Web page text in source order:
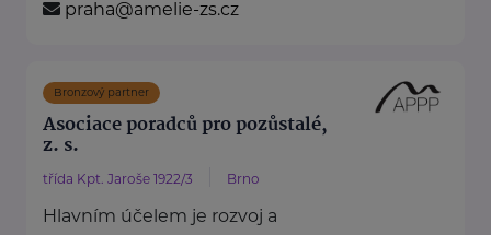
praha@amelie-zs.cz
Bronzový partner
Asociace poradců pro pozůstalé,
z. s.
třída Kpt. Jaroše 1922/3 Brno
Hlavním účelem je rozvoj a